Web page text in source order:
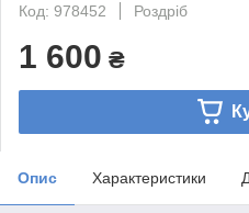
Код: 978452
Роздріб
1 600 ₴
Опис Характеристики